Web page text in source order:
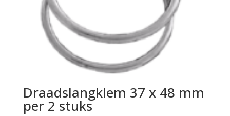
Draadslangklem 37 x 48 mm
per 2 stuks